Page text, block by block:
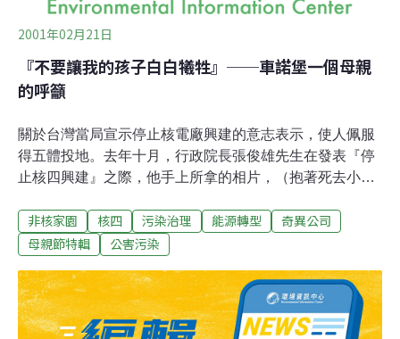
2001年02月21日
『不要讓我的孩子白白犧牲』──車諾堡一個母親
的呼籲
關於台灣當局宣示停止核電廠興建的意志表示，使人佩服
得五體投地。去年十月，行政院長張俊雄先生在發表『停
止核四興建』之際，他手上所拿的相片，（抱著死去小孩
張相片，她說：『不要讓我的孩子白白犧牲』。他的呼籲
亦即，不要再讓更多的人們白白犧牲吧，懇請您們貫徹廢
為了早一天改變（日本）推動核電的立場，努力著。我們
相互鼓勵吧！加油！ 看起來，台灣行政院對於曾經一度作
下的如此歷史性的判斷，正陷入長考。自2000年9月30日
非核家園 核四 污染治理 能源轉型
奇異公司
母親節特輯
公害污染